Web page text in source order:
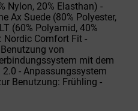
Nylon, 20% Elasthan) -
Ax Suede (80% Polyester,
(60% Polyamid, 40%
Nordic Comfort Fit -
von
mit dem
- Anpassungssystem
Benutzung: Frühling -